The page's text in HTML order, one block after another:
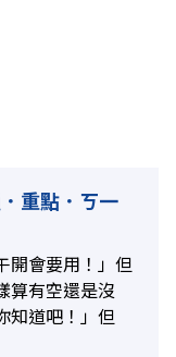
重點．ㄎ一
開會要用！」但
算有空還是沒
知道吧！」但